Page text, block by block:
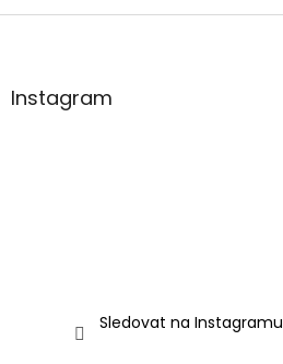
Z
aInstagram
Sledovat na Instagramu